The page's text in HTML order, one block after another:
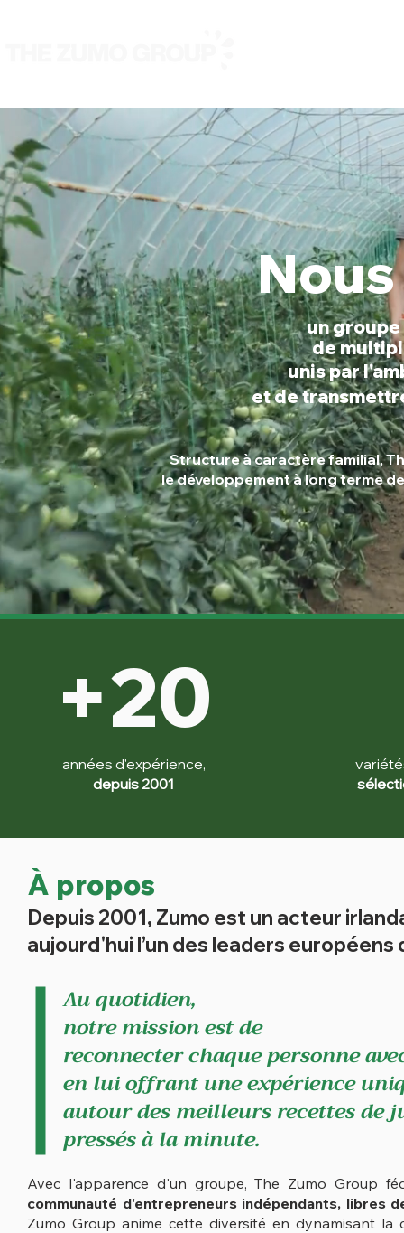
un
de
unis par
et de
Structure à caractère familial,
le développement à long terme
+20
années d'expérience,
depuis 2001
À propos
Depuis 2001, Zumo est un acteur
aujourd'hui l’un des leaders européens
Au quotidien,
notre mission est de
reconnecter chaque personne
en lui offrant une expérience
autour desmeilleursrecettes de
pressés à la minute.
Avec l'apparence d'un groupe, The Zumo Group
communauté d'entrepreneurs indépendants, libres
Zumo Group anime cette diversité endynamisant la